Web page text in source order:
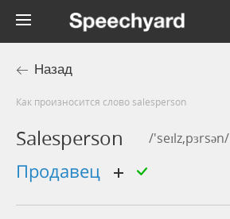
Назад
Как произносится слово salesperson
Salesperson /'seɪlz,pɜrsən/
продавец